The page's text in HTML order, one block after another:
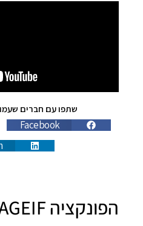
שתפו עם חברים
Facebook
הפונקציה AVERAGEIF באקסל